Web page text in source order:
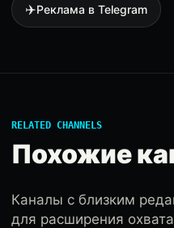
✈️Реклама в Telegram
RELATED CHANNELS
Похожие
Каналы с близким
для расширения